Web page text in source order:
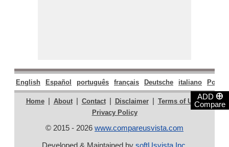
ADD ⊕
Compare
English Español português français Deutsche italiano
Home | About | Contact | Disclaimer | Terms of Use |
Privacy Policy
© 2015 - 2026 www.compareusvista.com
Developed & Maintained by softUsvista Inc